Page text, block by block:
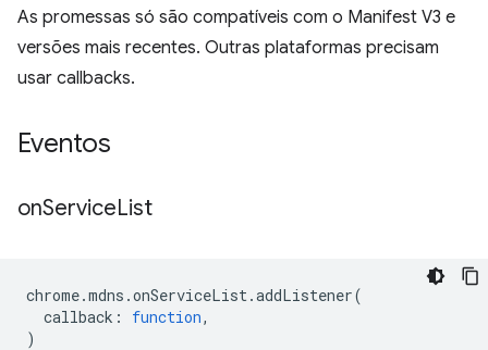
As promessas só são compatíveis com o Manifest V3 e
versões mais recentes. Outras plataformas precisam
usar callbacks.
Eventos
onServiceList
chrome.mdns .onServiceList.addListener(
callback : function,
)